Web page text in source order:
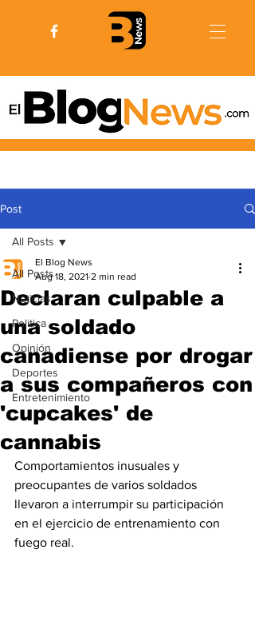
Post
All Posts
Noticias
Politica
Opinión
Deportes
Entretenimiento
All Posts
Declaran culpable a
una soldado
canadiense por drogar
a sus compañeros con
'cupcakes' de
cannabis
El Blog News
Aug 18, 2021 2 min read
Comportamientos inusuales y
preocupantes de varios soldados
llevaron a interrumpir su participación
en el ejercicio de entrenamiento con
fuego real.